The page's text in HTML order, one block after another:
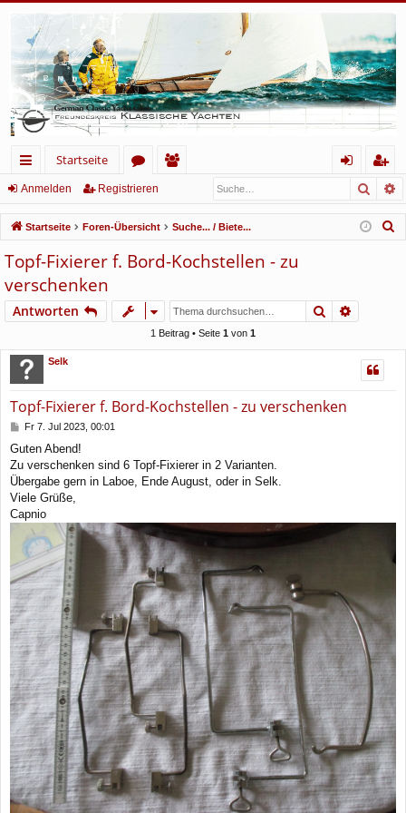
ch
ne
llz
ug
rif
Startseite
or
en
lie
de
m
el
n
eg
ist
rie
Anmelden Registrieren
Startseite Foren-Übersicht Suche... / Biete...
Topf-Fixierer f. Bord-Kochstellen - zu
verschenken
Antworten Suche
1 Beitrag • Seite 1 von 1
Selk
Topf-Fixierer f. Bord-Kochstellen - zu verschenken
B
i
t
r
a
Fr 7. Jul 2023, 00:01
Guten Abend!
Zu verschenken sind 6 Topf-Fixierer in 2 Varianten.
Übergabe gern in Laboe, Ende August, oder in Selk.
Viele Grüße,
Capnio